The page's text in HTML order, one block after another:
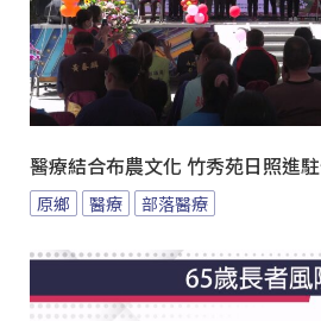
醫療結合布農文化 竹秀苑日照進
原鄉 醫療 部落醫療